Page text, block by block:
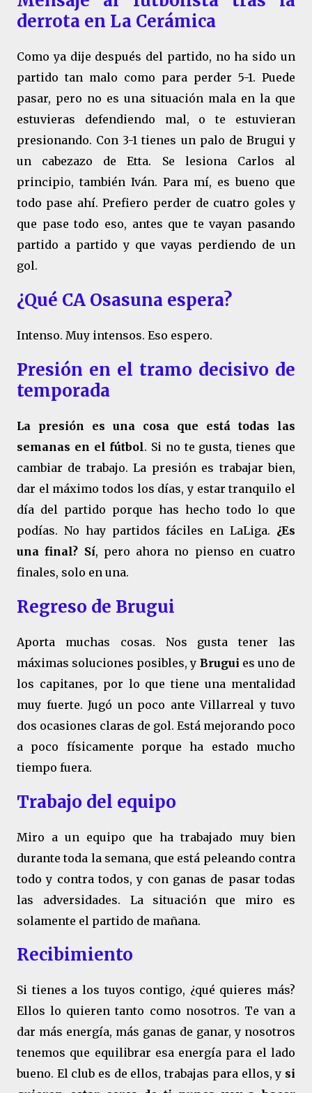
derrota en La Cerámica
Como ya dije después del partido, no ha sido un
partido tan malo como para perder 5-1. Puede
pasar, pero no es una situación mala en la que
estuvieras defendiendo mal, o te estuvieran
presionando. Con 3-1 tienes un palo de Brugui y
un cabezazo de Etta. Se lesiona Carlos al
principio, también Iván. Para mí, es bueno que
todo pase ahí. Prefiero perder de cuatro goles y
que pase todo eso, antes que te vayan pasando
partido a partido y que vayas perdiendo de un
gol.
¿Qué CA Osasuna espera?
Intenso. Muy intensos. Eso espero.
Presión en el tramo decisivo de
temporada
La presión es una cosa que está todas las
semanas en el fútbol. Si no te gusta, tienes que
cambiar de trabajo. La presión es trabajar bien,
dar el máximo todos los días, y estar tranquilo el
día del partido porque has hecho todo lo que
podías. No hay partidos fáciles en LaLiga. ¿Es
una final? Sí, pero ahora no pienso en cuatro
finales, solo en una.
Regreso de Brugui
Aporta muchas cosas. Nos gusta tener las
máximas soluciones posibles, y Brugui es uno de
los capitanes, por lo que tiene una mentalidad
muy fuerte. Jugó un poco ante Villarreal y tuvo
dos ocasiones claras de gol. Está mejorando poco
a poco físicamente porque ha estado mucho
tiempo fuera.
Trabajo del equipo
Miro a un equipo que ha trabajado muy bien
durante toda la semana, que está peleando contra
todo y contra todos, y con ganas de pasar todas
las adversidades. La situación que miro es
solamente el partido de mañana.
Recibimiento
Si tienes a los tuyos contigo, ¿qué quieres más?
Ellos lo quieren tanto como nosotros. Te van a
dar más energía, más ganas de ganar, y nosotros
tenemos que equilibrar esa energía para el lado
bueno. El club es de ellos, trabajas para ellos, y si